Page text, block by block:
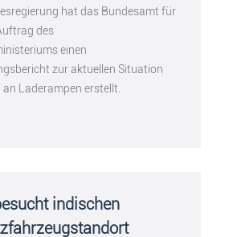
hat das Bundesamt für
des
einen
zur aktuellen Situation
Laderampen erstellt.
indischen